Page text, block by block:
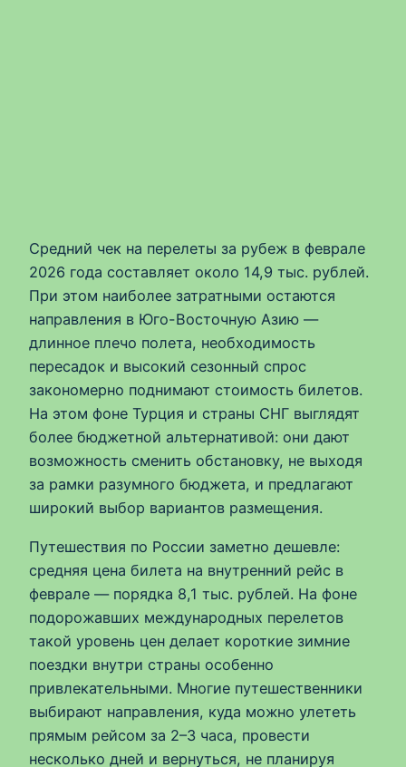
Средний чек на перелеты за рубеж в феврале
2026 года составляет около 14,9 тыс. рублей.
При этом наиболее затратными остаются
направления в Юго-Восточную Азию —
длинное плечо полета, необходимость
пересадок и высокий сезонный спрос
закономерно поднимают стоимость билетов.
На этом фоне Турция и страны СНГ выглядят
более бюджетной альтернативой: они дают
возможность сменить обстановку, не выходя
за рамки разумного бюджета, и предлагают
широкий выбор вариантов размещения.
Путешествия по России заметно дешевле:
средняя цена билета на внутренний рейс в
феврале — порядка 8,1 тыс. рублей. На фоне
подорожавших международных перелетов
такой уровень цен делает короткие зимние
поездки внутри страны особенно
привлекательными. Многие путешественники
выбирают направления, куда можно улететь
прямым рейсом за 2–3 часа, провести
несколько дней и вернуться, не планируя